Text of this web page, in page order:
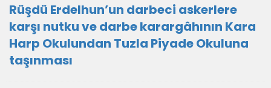
Rüşdü Erdelhun’un darbeci askerlere
karşı nutku ve darbe karargâhının Kara
Harp Okulundan Tuzla Piyade Okuluna
taşınması